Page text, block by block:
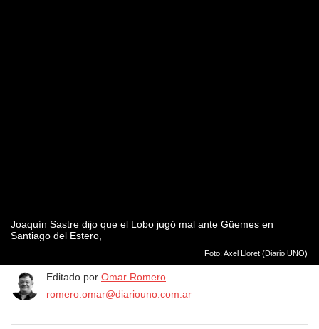
Joaquín Sastre dijo que el Lobo jugó mal ante Güemes en
Santiago del Estero,
Foto: Axel Lloret (Diario UNO)
Editado por Omar Romero
romero.omar@diariouno.com.ar